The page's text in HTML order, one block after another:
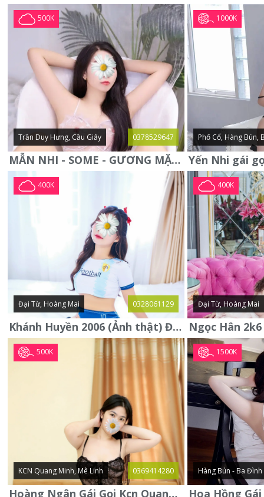
500K
Trần Duy Hưng, Cầu Giấy 0378529647
MẪN NHI - SOME - GƯƠNG MẶT XINH XẮN -CỰC CHIỀU KHÁCH
1000K
Phố Cổ, Hàng Bún,
400K
Đại Từ, Hoàng Mai 0328061129
Khánh Huyền 2006 (Ảnh thật) Đại từ - Hoàng Mai
400K
Đại Từ, Hoàng Mai
500K
KCN Quang Minh, Mê Linh 0369414280
Hoàng Ngân Gái Gọi Kcn Quang Minh - Mê Linh . Hàng Vip Lần Đầu
1500K
Hàng Bún - Ba Đình